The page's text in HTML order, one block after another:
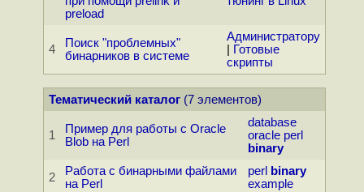
preload
4
Поиск "проблемных"
бинарников в системе
Администратору
Готовые
скрипты
Тематический каталог(7 элементов)
1
Пример для работы с Oracle
Blob на Perl
database
oracle perl
binary
2
Работа с бинарными файлами
на Perl
perl
binary
example